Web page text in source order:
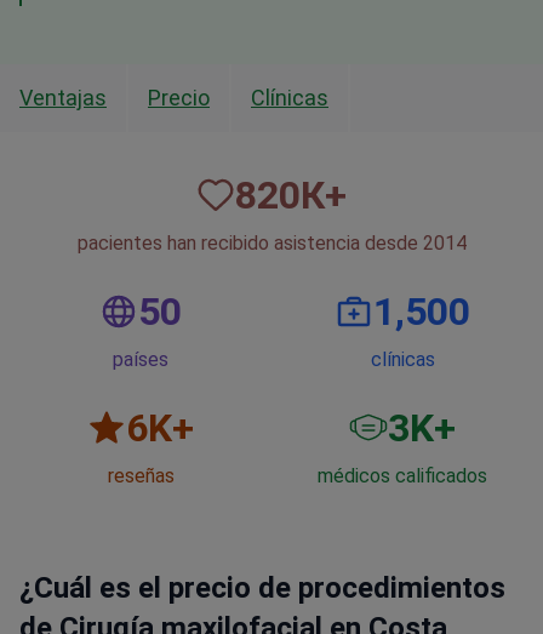
Ventajas Precio Clínicas
820К+
pacientes han recibido asistencia desde 2014
50
países
1,500
clínicas
6K+
reseñas
3K+
médicos calificados
¿Cuál es el precio de procedimientos